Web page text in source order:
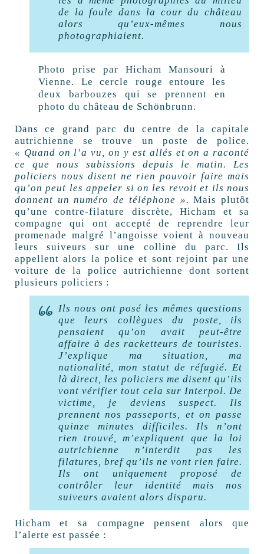
de la foule dans la cour du château
alors qu’eux-mêmes nous
photographiaient.
Photo prise par Hicham Mansouri à
Vienne. Le cercle rouge entoure les
deux barbouzes qui se prennent en
photo du château de Schönbrunn.
Dans ce grand parc du centre de la capitale
autrichienne se trouve un poste de police.
« Quand on l’a vu, on y est allés et on a raconté
ce que nous subissions depuis le matin. Les
policiers nous disent ne rien pouvoir faire mais
qu’on peut les appeler si on les revoit et ils nous
donnent un numéro de téléphone ». Mais plutôt
qu’une contre-filature discrète, Hicham et sa
compagne qui ont accepté de reprendre leur
promenade malgré l’angoisse voient à nouveau
leurs suiveurs sur une colline du parc. Ils
appellent alors la police et sont rejoint par une
voiture de la police autrichienne dont sortent
plusieurs policiers :
Ils nous ont posé les mêmes questions
que leurs collègues du poste, ils
pensaient qu’on avait peut-être
affaire à des racketteurs de touristes.
J’explique ma situation, ma
nationalité, mon statut de réfugié. Et
là direct, les policiers me disent qu’ils
vont vérifier tout cela sur Interpol. De
victime, je deviens suspect. Ils
prennent nos passeports, et on passe
quinze minutes difficiles. Ils n’ont
rien trouvé, m’expliquent que la loi
autrichienne n’interdit pas les
filatures, bref qu’ils ne vont rien faire.
Ils ont uniquement proposé de
contrôler leur identité mais nos
suiveurs avaient alors disparu.
Hicham et sa compagne pensent alors que
l’alerte est passée :